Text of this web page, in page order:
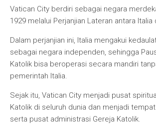
Vatican City berdiri sebagai negara
1929 melalui Perjanjian Lateran antara Italia
Dalam perjanjian ini, Italia mengakui
sebagai negara independen, sehingga
Katolik bisa beroperasi secara mandiri
pemerintah Italia.
Sejak itu, Vatican City menjadi pusat
Katolik di seluruh dunia dan menjadi
serta pusat administrasi Gereja Katolik.